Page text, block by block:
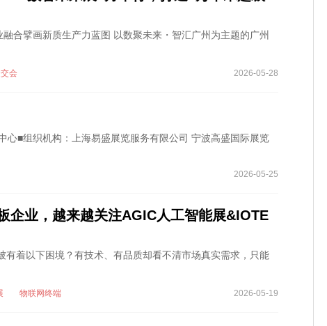
合擘画新质生产力蓝图 以数聚未来・智汇广州为主题的广州
会 2026-05-28
■组织机构：上海易盛展览服务有限公司 宁波高盛国际展览
2026-05-25
企业，越来越关注AGIC人工智能展&IOTE
有着以下困境？有技术、有品质却看不清市场真实需求，只能
物联网终端 2026-05-19